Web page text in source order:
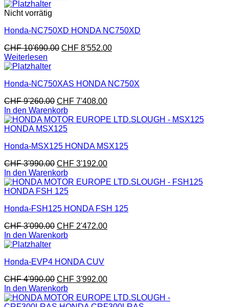
Nicht vorrätig
Honda-NC750XD HONDA NC750XD
CHF10'690.00 CHF 8'552.00
Weiterlesen
Honda-NC750XAS HONDA NC750X
CHF9'260.00 CHF 7'408.00
In den Warenkorb
Honda-MSX125 HONDA MSX125
CHF3'990.00 CHF 3'192.00
In den Warenkorb
Honda-FSH125 HONDA FSH 125
CHF3'090.00 CHF 2'472.00
In den Warenkorb
Honda-EVP4 HONDA CUV
CHF4'990.00 CHF 3'992.00
In den Warenkorb